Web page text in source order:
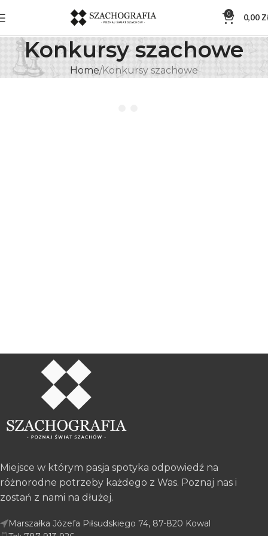
0 0,00
Konkursy szachowe
Home Konkursy szachowe
Miejsce w którym pasja spotyka odpowiedź na
różnorodne potrzeby każdego z Was. Poznaj nas i
zostań z nami na dłużej.
Marszałka Józefa Piłsudskiego 74, 87-820 Kowal